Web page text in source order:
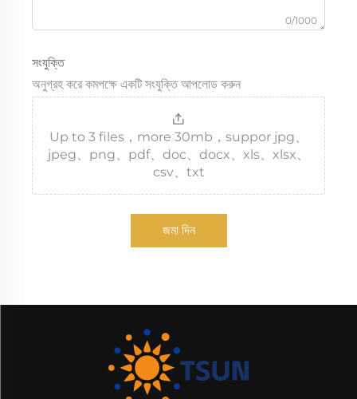
0/1000
সংযুক্তি
অনুগ্রহ করে কমপক্ষে একটি সংযুক্তি আপলোড করুন
Up to 3 files，more 30mb，suppor jpg、
jpeg、png、pdf、doc、docx、xls、xlsx、
csv、txt
জমা দিন